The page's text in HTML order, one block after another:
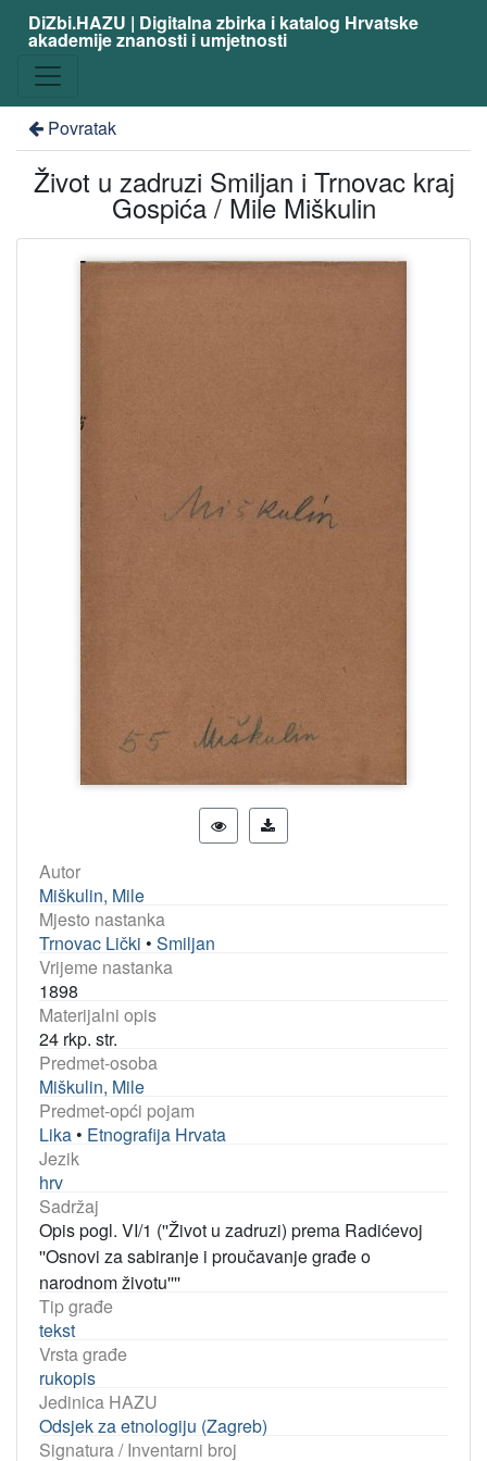
DiZbi.HAZU | Digitalna zbirka i katalog Hrvatske
akademije znanosti i umjetnosti
Povratak
Život u zadruzi Smiljan i Trnovac kraj
Gospića / Mile Miškulin
Autor
Miškulin, Mile
Mjesto nastanka
Trnovac Lički • Smiljan
Vrijeme nastanka
1898
Materijalni opis
24 rkp. str.
Predmet-osoba
Miškulin, Mile
Predmet-opći pojam
Lika • Etnografija Hrvata
Jezik
hrv
Sadržaj
Opis pogl. VI/1 (''Život u zadruzi) prema Radićevoj
''Osnovi za sabiranje i proučavanje građe o
narodnom životu''''
Tip građe
tekst
Vrsta građe
rukopis
Jedinica HAZU
Odsjek za etnologiju (Zagreb)
Signatura / Inventarni broj